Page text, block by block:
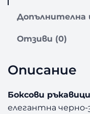
Допълнителна
Отзиви (0)
Описание
Боксови
елегантна